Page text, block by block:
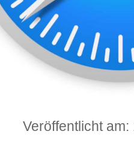
Veröffentlicht am: